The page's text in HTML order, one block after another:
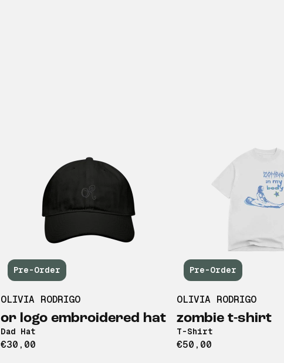
Pre-Order
OLIVIA RODRIGO
or logo embroidered hat
Dad Hat
€30,00
Pre-Order
OLIVIA RODRIGO
zombie t-shirt
T-Shirt
€50,00